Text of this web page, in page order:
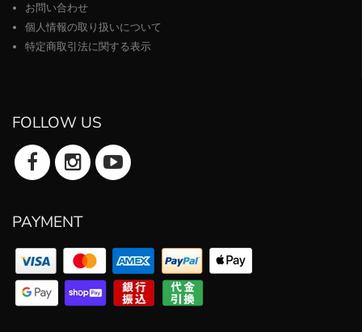
お問い合わせ
個人情報の取り扱いについて
特定商取引法に関する表示
FOLLOW US
PAYMENT